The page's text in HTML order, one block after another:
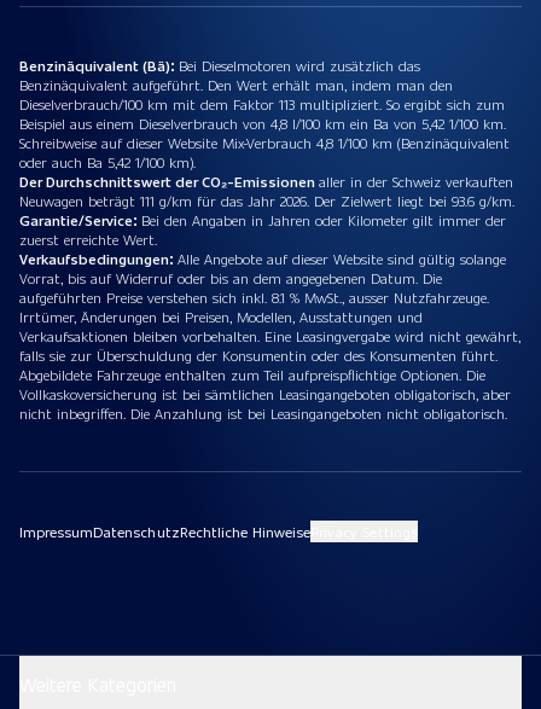
Benzinäquivalent (Bä): Bei Dieselmotoren wird zusätzlich das
Benzinäquivalent aufgeführt. Den Wert erhält man, indem man den
Dieselverbrauch/100 km mit dem Faktor 113 multipliziert. So ergibt sich zum
Beispiel aus einem Dieselverbrauch von 4,8 l/100 km ein Ba von 5,42 1/100 km.
Schreibweise auf dieser Website Mix-Verbrauch 4,8 1/100 km (Benzinäquivalent
oder auch Ba 5,42 1/100 km).
Der Durchschnittswert der CO₂-Emissionenaller in der Schweiz verkauften
Neuwagen beträgt 111 g/km für das Jahr 2026. Der Zielwert liegt bei 93.6 g/km.
Garantie/Service: Bei den Angaben in Jahren oder Kilometer gilt immer der
zuerst erreichte Wert.
Verkaufsbedingungen: Alle Angebote auf dieser Website sind gültig solange
Vorrat, bis auf Widerruf oder bis an dem angegebenen Datum. Die
aufgeführten Preise verstehen sich inkl. 8.1 % MwSt., ausser Nutzfahrzeuge.
Irrtümer, Änderungen bei Preisen, Modellen, Ausstattungen und
Verkaufsaktionen bleiben vorbehalten. Eine Leasingvergabe wird nicht gewährt,
falls sie zur Überschuldung der Konsumentin oder des Konsumenten führt.
Abgebildete Fahrzeuge enthalten zum Teil aufpreispflichtige Optionen. Die
Vollkaskoversicherung ist bei sämtlichen Leasingangeboten obligatorisch, aber
nicht inbegriffen. Die Anzahlung ist bei Leasingangeboten nicht obligatorisch.
ImpressumDatenschutzRechtliche Hinweise